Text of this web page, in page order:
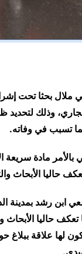
ملال بحثا تحت
من صباح اليوم الاثنين 22
.
بالأمر مادة
حاليا الأبحاث
رشد بمدينة
حاليا
لها علاقة